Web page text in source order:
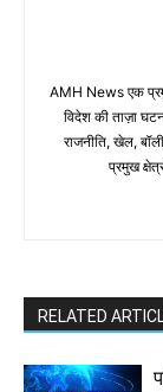
AMH News एक
विदेश की ताज़ा
राजनीति, खेल,
प्रमुख
RELATED